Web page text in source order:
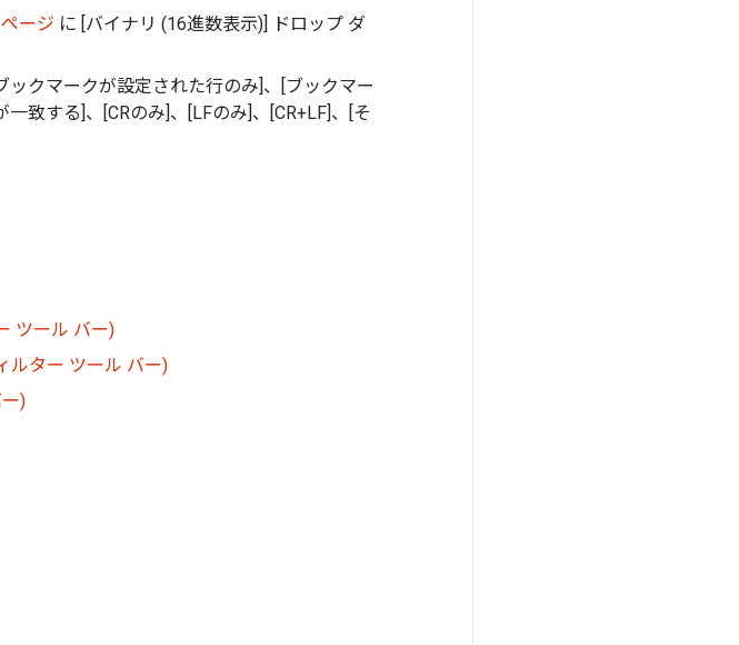
ージ に [バイナリ (16進数表示)] ドロップ ダ
クマークが設定された行のみ]、[ブックマー
致する]、[CRのみ]、[LFのみ]、[CR+LF]、[そ
ツール バー)
ルター ツール バー)
)